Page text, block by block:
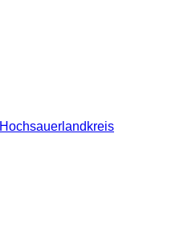
Hochsauerlandkreis